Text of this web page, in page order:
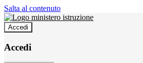
Salta al contenuto
Accedi
Accedi